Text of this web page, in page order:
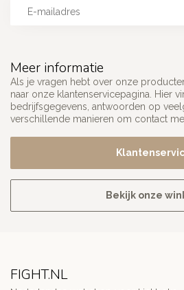
Meer informatie
Als je vragen hebt over onze
naar onze klantenservicepagina. Hier
bedrijfsgegevens, antwoorden op
verschillende manieren om contact
Bekijk onze
FIGHT.NL